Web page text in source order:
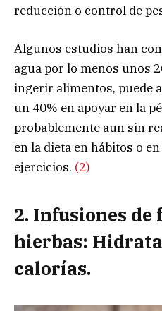
reducción o control de
Algunos estudios han
agua por lo menos unos
ingerir alimentos, puede
un 40% en apoyar en la
probablemente aun sin
en la dieta en hábitos o
ejercicios. (2)
2. Infusiones de
hierbas:
calorías.